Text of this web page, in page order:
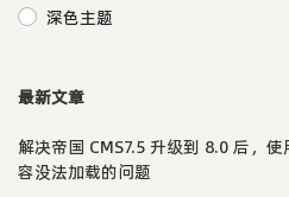
深色主题
最新文章
解决帝国 CMS7.5 升级到 8.0 后，
容没法加载的问题